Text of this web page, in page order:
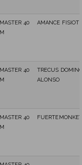
MASTER 40
M
AMANCE
MASTER 40
M
TRECUS
ALONSO
MASTER 40
M